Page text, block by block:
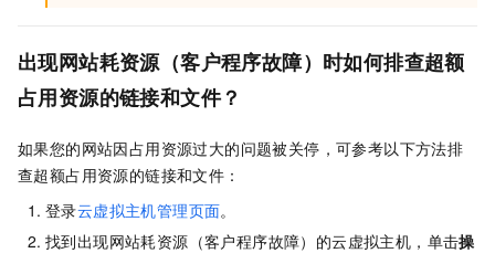
出现网站耗资源（客户程序故障）时如何排查超额
占用资源的链接和文件？
如果您的网站因占用资源过大的问题被关停，可参考以下方法排
查超额占用资源的链接和文件：
登录云虚拟主机管理页面。
找到出现网站耗资源（客户程序故障）的云虚拟主机，单击操